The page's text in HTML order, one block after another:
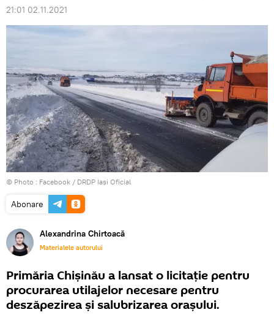
21:01 02.11.2021
© Photo : Facebook / DRDP Iasi Oficial
Abonare
Alexandrina Chirtoacă
Materialele autorului
Primăria Chișinău a lansat o licitație pentru
procurarea utilajelor necesare pentru
deszăpezirea și salubrizarea orașului.